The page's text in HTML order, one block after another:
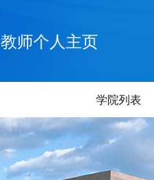
教师个人主页
学院列表